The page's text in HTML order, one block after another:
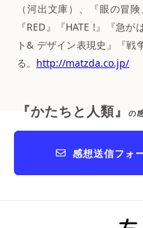
（河出文庫）、『眼の冒
『RED』『HATE !』『急
ト& デザイン表現史』『戦
る。 http://matzda.co.jp/
『かたちと人類』 の
感想送信フォ